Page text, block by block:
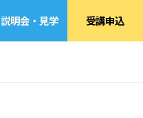
説明会・見学 受講申込